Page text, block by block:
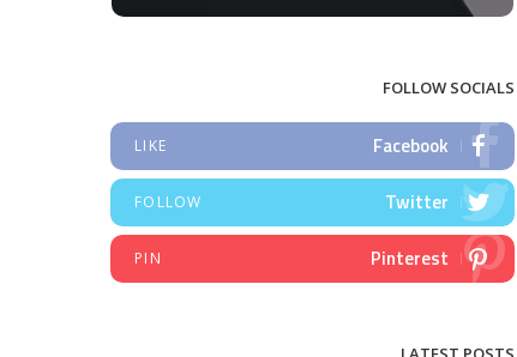
FOLLOW SOCIALS
Facebook
LIKE
Twitter
FOLLOW
Pinterest
PIN